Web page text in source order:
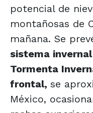
potencial de
montañosas de
mañana. Se
sistema
Tormenta
frontal, se
México,